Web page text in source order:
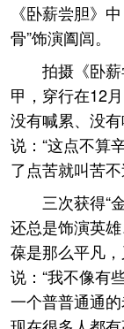
《卧薪尝胆》
骨”饰演阖闾。
拍摄《卧
甲，穿行在12
没有喊累、没
说：“这点不算
了点苦就叫苦
三次获得“
还总是饰演英
葆是那么平凡
说：“我不像有
一个普普通通